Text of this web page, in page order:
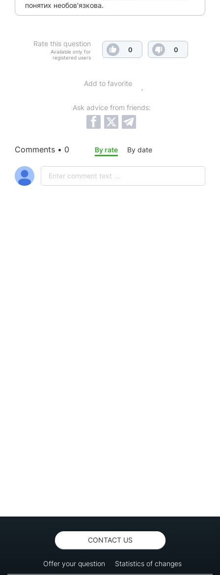
понятих необов'язкова.
Rate this question
Available only for
registered users
0 0
Add to favorite
Ask advice from friends:
Comments • 0 By rate By date
CONTACT US
Offer your question Statistics of changes